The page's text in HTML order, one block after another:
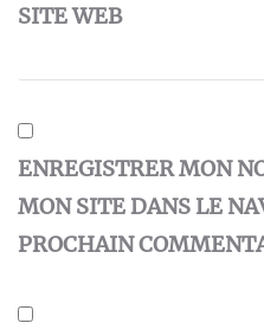
SITE WEB
ENREGISTRER MON
MON SITE DANS LE
PROCHAIN